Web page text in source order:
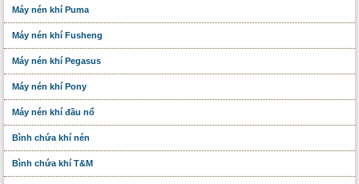
Máy nén khí Puma
Máy nén khí Fusheng
Máy nén khí Pegasus
Máy nén khí Pony
Máy nén khí đầu nổ
Bình chứa khí nén
Bình chứa khí T&M